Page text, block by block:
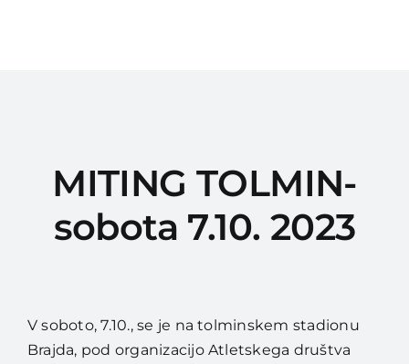
Drugo
SLOADO-ANTIDOP
MITING TOLMIN-
sobota 7.10. 2023
V soboto, 7.10., se je na tolminskem stadionu
Brajda, pod organizacijo Atletskega društva